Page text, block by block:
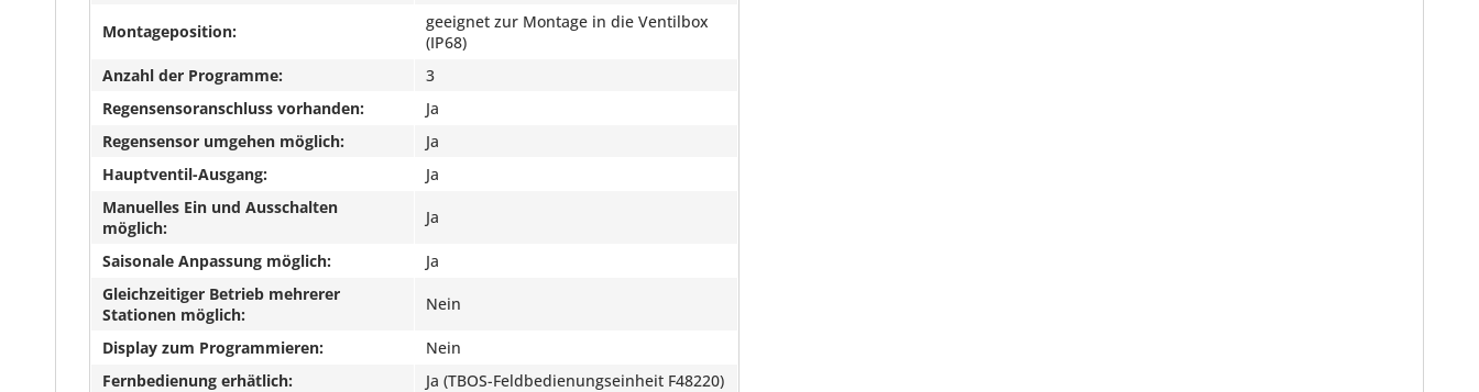
Montageposition:
geeignet zur Montage in die Ventilbox
(IP68)
Anzahl der Programme:
3
Regensensoranschluss vorhanden:
Ja
Regensensor umgehen möglich:
Ja
Hauptventil-Ausgang:
Ja
Manuelles Ein und Ausschalten
möglich:
Ja
Saisonale Anpassung möglich:
Ja
Gleichzeitiger Betrieb mehrerer
Stationen möglich:
Nein
Display zum Programmieren:
Nein
Fernbedienung erhätlich:
Ja (TBOS-Feldbedienungseinheit F48220)